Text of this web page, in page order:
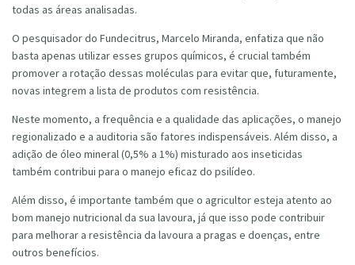
todas as áreas analisadas.
O pesquisador do Fundecitrus, Marcelo Miranda, enfatiza que não
basta apenas utilizar esses grupos químicos, é crucial também
promover a rotação dessas moléculas para evitar que, futuramente,
novas integrem a lista de produtos com resistência.
Neste momento, a frequência e a qualidade das aplicações, o manejo
regionalizado e a auditoria são fatores indispensáveis. Além disso, a
adição de óleo mineral (0,5% a 1%) misturado aos inseticidas
também contribui para o manejo eficaz do psilídeo.
Além disso, é importante também que o agricultor esteja atento ao
bom manejo nutricional da sua lavoura, já que isso pode contribuir
para melhorar a resistência da lavoura a pragas e doenças, entre
outros benefícios.